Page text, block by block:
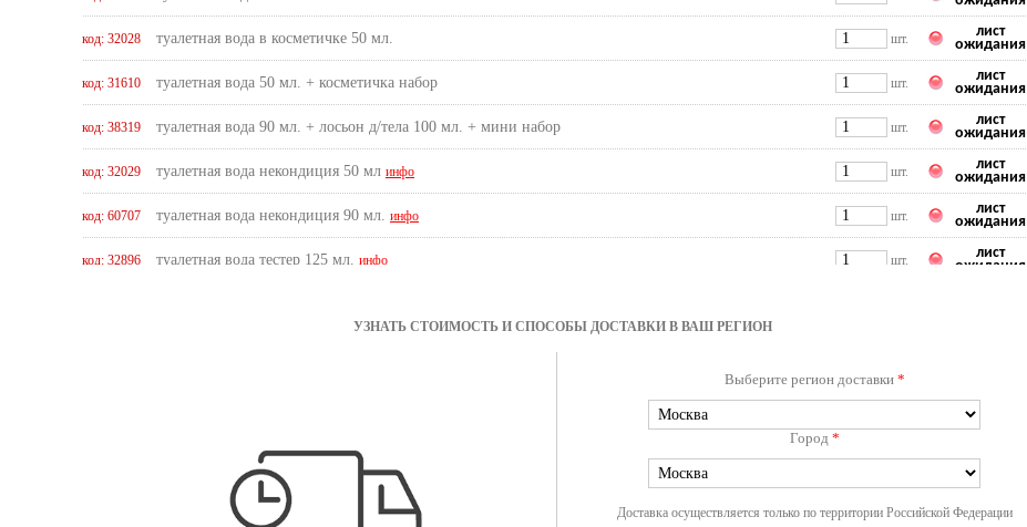
код: 32028 туалетная вода в косметичке 50 мл. шт.
лист
ожидания
код: 31610 туалетная вода 50 мл. + косметичка набор шт.
лист
ожидания
код: 38319 туалетная вода 90 мл. + лосьон д/тела 100 мл. + мини набор шт.
лист
ожидания
код: 32029 туалетная вода некондиция 50 мл инфо шт.
лист
ожидания
код: 60707 туалетная вода некондиция 90 мл. инфо шт.
лист
ожидания
код: 32896 туалетная вода тестер 125 мл. инфо шт.
лист
ожидания
УЗНАТЬ СТОИМОСТЬ И СПОСОБЫ ДОСТАВКИ В ВАШ РЕГИОН
Выберите регион доставки *
Город *
Доставка осуществляется только по территории Российской Федерации